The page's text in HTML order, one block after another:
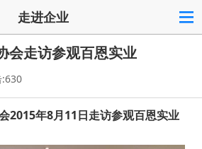
走进企业
会走访参观百恩实业
2015年8月11日走访参观百恩实业